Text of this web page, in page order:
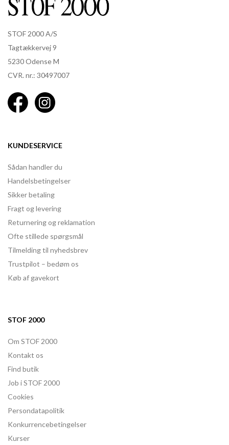
STOF 2000 A/S
Tagtækkervej 9
5230 Odense M
CVR. nr.: 30497007
KUNDESERVICE
Sådan handler du
Handelsbetingelser
Sikker betaling
Fragt og levering
Returnering og reklamation
Ofte stillede spørgsmål
Tilmelding til nyhedsbrev
Trustpilot – bedøm os
Køb af gavekort
STOF 2000
Om STOF 2000
Kontakt os
Find butik
Job i STOF 2000
Cookies
Persondatapolitik
Konkurrencebetingelser
Kurser